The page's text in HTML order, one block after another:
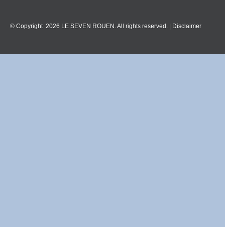
© Copyright 2026 LE SEVEN ROUEN. All rights reserved. | Disclaimer